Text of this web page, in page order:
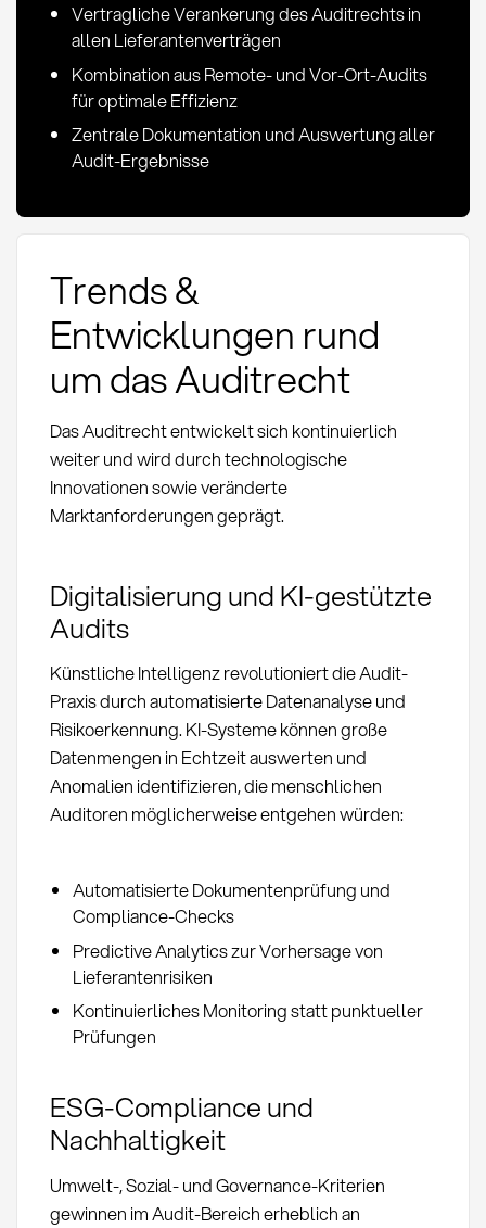
Vertragliche Verankerung des Auditrechts in
allen Lieferantenverträgen
Kombination aus Remote- und Vor-Ort-Audits
für optimale Effizienz
Zentrale Dokumentation und Auswertung aller
Audit-Ergebnisse
Trends &
Entwicklungen rund
um das Auditrecht
Das Auditrecht entwickelt sich kontinuierlich
weiter und wird durch technologische
Innovationen sowie veränderte
Marktanforderungen geprägt.
Digitalisierung und KI-gestützte
Audits
Künstliche Intelligenz revolutioniert die Audit-
Praxis durch automatisierte Datenanalyse und
Risikoerkennung. KI-Systeme können große
Datenmengen in Echtzeit auswerten und
Anomalien identifizieren, die menschlichen
Auditoren möglicherweise entgehen würden:
Automatisierte Dokumentenprüfung und
Compliance-Checks
Predictive Analytics zur Vorhersage von
Lieferantenrisiken
Kontinuierliches Monitoring statt punktueller
Prüfungen
ESG-Compliance und
Nachhaltigkeit
Umwelt-, Sozial- und Governance-Kriterien
gewinnen im Audit-Bereich erheblich an